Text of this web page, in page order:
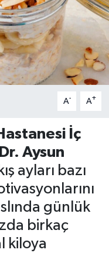
A- A+
İç
Aysun
ayları bazı
günlük
birkaç
kiloya